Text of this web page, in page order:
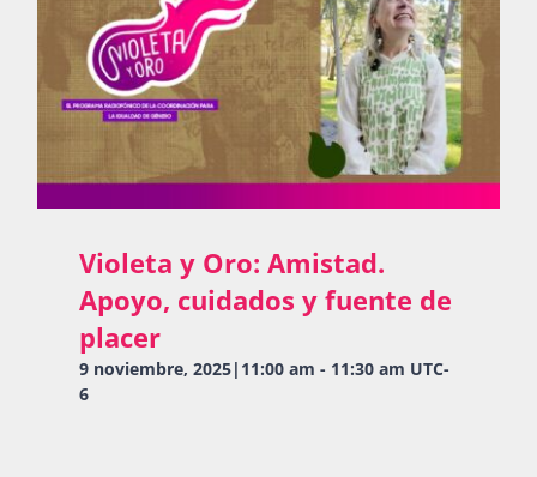
Violeta y Oro: Amistad.
Apoyo, cuidados y fuente de
placer
9 noviembre, 2025|11:00 am - 11:30 am UTC-
6